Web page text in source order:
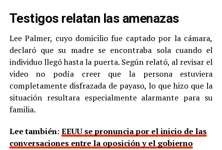
Testigos relatan las amenazas
Lee Palmer, cuyo domicilio fue captado por la cámara,
declaró que su madre se encontraba sola cuando el
individuo llegó hasta la puerta. Según relató, al revisar el
video no podía creer que la persona estuviera
completamente disfrazada de payaso, lo que hizo que la
situación resultara especialmente alarmante para su
familia.
Lee también:EEUU se pronuncia por el inicio de las
conversaciones entre la oposición y el gobierno